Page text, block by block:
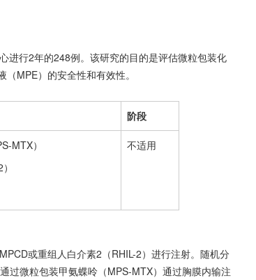
进行2年的248例。该研究的目的是评估微粒包装化
MPE）的安全性和有效性。
阶段
MTX）
不适用
或重组人白介素2（RHIL-2）进行注射。随机分
过微粒包装甲氨蝶呤（MPS-MTX）通过胸膜内输注